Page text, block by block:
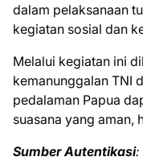
dalam pelaksanaan
kegiatan sosial dan
Melalui kegiatan ini
kemanunggalan TNI
pedalaman Papua
suasana yang aman,
Sumber Autentikasi: